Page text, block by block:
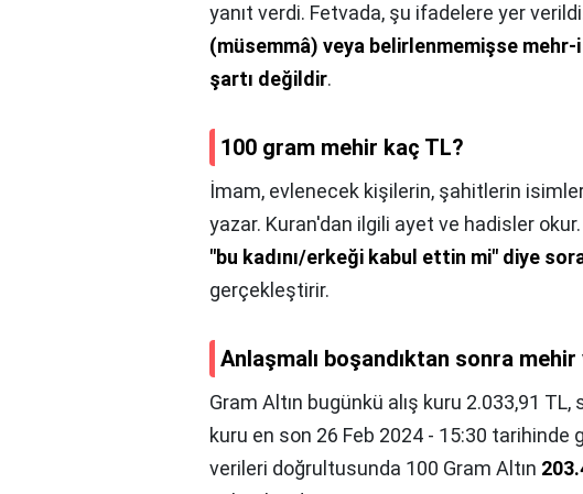
yanıt verdi. Fetvada, şu ifadelere yer
(müsemmâ) veya belirlenmemişse
şartı değildir.
100 gram mehir kaç TL?
İmam, evlenecek kişilerin, şahitlerin
yazar. Kuran'dan ilgili ayet ve hadisler
"bu kadını/erkeği kabul ettin mi" diye
gerçekleştirir.
Anlaşmalı boşandıktan sonra
Gram Altın bugünkü alış kuru 2.033,91 TL,
kuru en son 26 Feb 2024 - 15:30 tarihinde
verileri doğrultusunda 100 Gram Altın